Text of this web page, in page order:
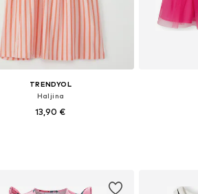
TRENDYOL
Haljina
13,90 €